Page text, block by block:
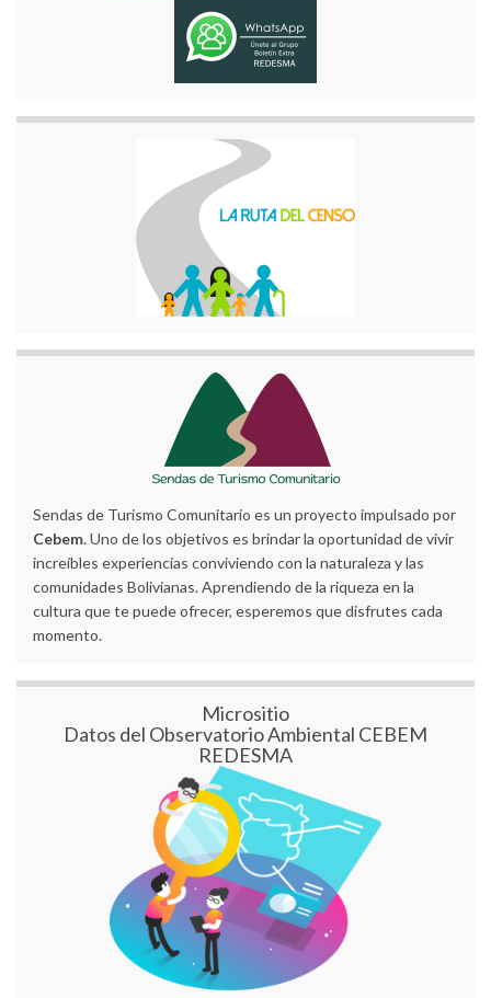
Sendas de Turismo Comunitario es un proyecto impulsado por
Cebem. Uno de los objetivos es brindar la oportunidad de vivir
increíbles experiencias conviviendo con la naturaleza y las
comunidades Bolivianas. Aprendiendo de la riqueza en la
cultura que te puede ofrecer, esperemos que disfrutes cada
momento.
Micrositio
Datos del Observatorio Ambiental CEBEM
REDESMA